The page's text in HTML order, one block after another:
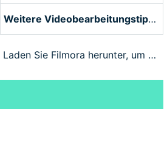
Weitere Videobearbeitungstipps entdecken
Laden Sie Filmora herunter, um Videos zu bearbeiten: